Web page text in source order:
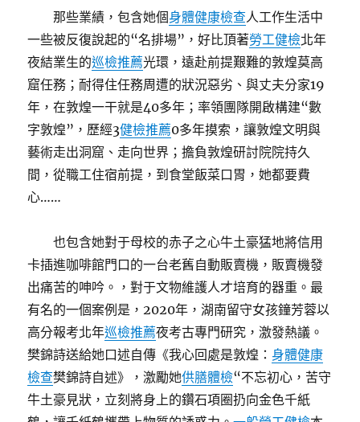
那些業績，包含她個身體健康檢查人工作生活中
一些被反復說起的“名排場”，好比頂著勞工健檢北年
夜結業生的巡檢推薦光環，遠赴前提艱難的敦煌莫高
窟任務；耐得住任務周遭的狀況惡劣、與丈夫分家19
年，在敦煌一干就是40多年；率領團隊開啟構建“數
字敦煌”，歷經3健檢推薦0多年摸索，讓敦煌文明與
藝術走出洞窟、走向世界；擔負敦煌研討院院持久
間，從職工住宿前提，到食堂飯菜口胃，她都要費
心……
也包含她對于母校的赤子之心牛土豪猛地將信用
卡插進咖啡館門口的一台老舊自動販賣機，販賣機發
出痛苦的呻吟。，對于文物維護人才培育的器重。最
有名的一個案例是，2020年，湖南留守女孩鐘芳蓉以
高分報考北年巡檢推薦夜考古專門研究，激發熱議。
樊錦詩送給她口述自傳《我心回處是敦煌： 身體健康
檢查樊錦詩自述》，激勵她供膳體檢“不忘初心，苦守
牛土豪見狀，立刻將身上的鑽石項圈扔向金色千紙